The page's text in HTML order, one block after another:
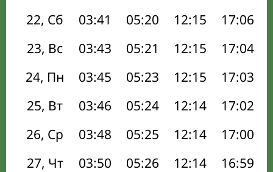
22, Сб
03:41 05:20 12:15 17:06
23, Вс
03:43 05:21 12:15 17:04
24, Пн
03:45 05:23 12:15 17:03
25, Вт
03:46 05:24 12:14 17:02
26, Ср
03:48 05:25 12:14 17:00
27, Чт
03:50 05:26 12:14 16:59